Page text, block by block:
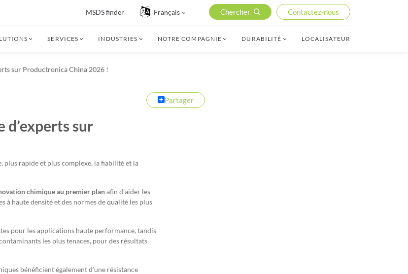
MSDS finder Français Chercher Contactez-nous
SERVICES INDUSTRIES NOTRE COMPAGNIE DURABILITÉ LOCALISATEUR
sur Productronica China 2026 !
Partager
sur
plus rapide et plus complexe, la fiabilité et la
chimique au premier planafin d’aider les
à haute densité et des normes de qualité les plus
pour les applications haute performance, tandis
les plus tenaces, pour des résultats
bénéficient également d’une résistance